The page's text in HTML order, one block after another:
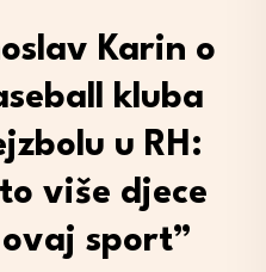
Karin o
kluba
u RH:
više djece
sport”